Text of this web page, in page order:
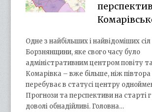
Одне з найбільших і найвідоміших сіл
Борзнянщини, яке свого часу було
адміністративним центром повіту
Комарівка – вже більше, ніж
перебуває в статусі центру
Прогнози та перспективи на старті
доволі обнадійливі. Головна…